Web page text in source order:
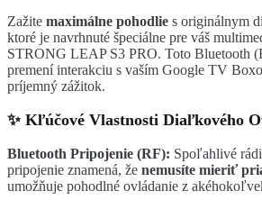
Zažite maximálne pohodlie s originálnym
ktoré je navrhnuté špeciálne pre váš
STRONG LEAP S3 PRO. Toto Bluetooth
premení interakciu s vaším Google TV
príjemný zážitok.
✨ Kľúčové Vlastnosti Diaľkového
Bluetooth Pripojenie (RF): Spoľahlivé
pripojenie znamená, že nemusíte mieriť
umožňuje pohodlné ovládanie z